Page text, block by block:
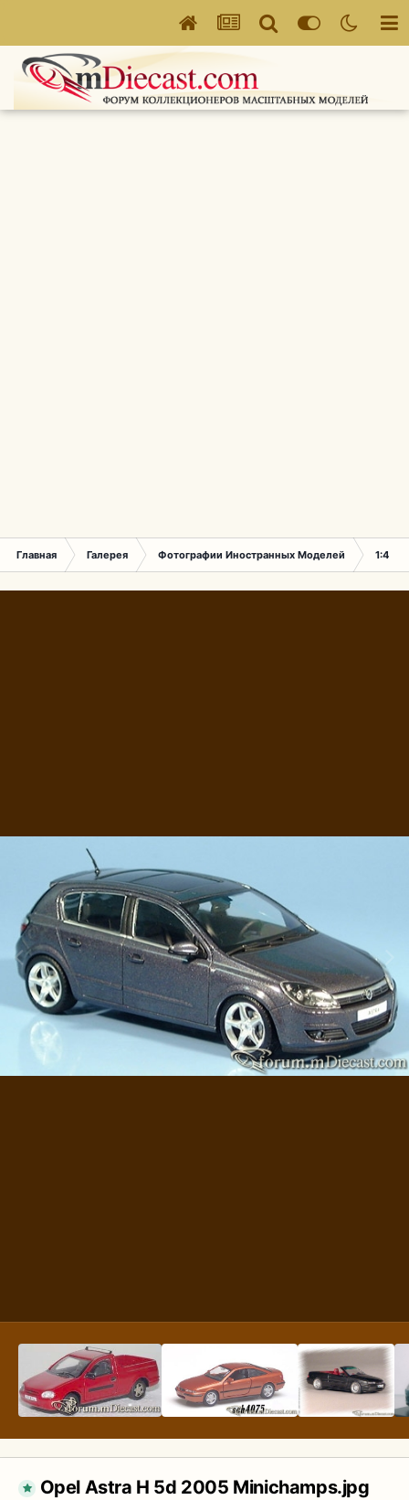
Главная Галерея Фотографии Иностранных Моделей 1:43
Opel Astra H 5d 2005 Minichamps.jpg